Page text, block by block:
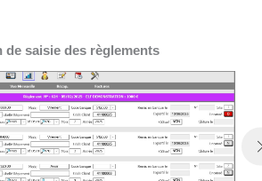
de saisie des règlements